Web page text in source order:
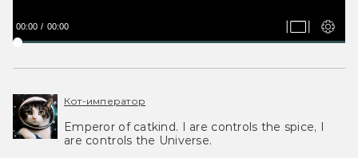
00:00 00:00
Кот-император
Emperor of catkind. I are controls the spice, I
are controls the Universe.